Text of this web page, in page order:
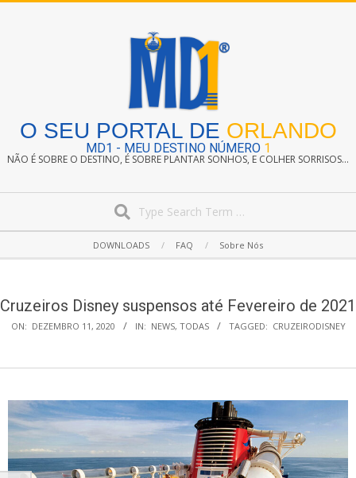
O SEU PORTAL DE ORLANDO
MD1 - MEU DESTINO NÚMERO 1
NÃO É SOBRE O DESTINO, É SOBRE PLANTAR SONHOS, E COLHER SORRISOS...
Navigation
DOWNLOADS FAQ Sobre Nós
Cruzeiros Disney suspensos até Fevereiro de 2021
ON: DEZEMBRO 11, 2020 IN: NEWS, TODAS TAGGED: CRUZEIRODISNEY